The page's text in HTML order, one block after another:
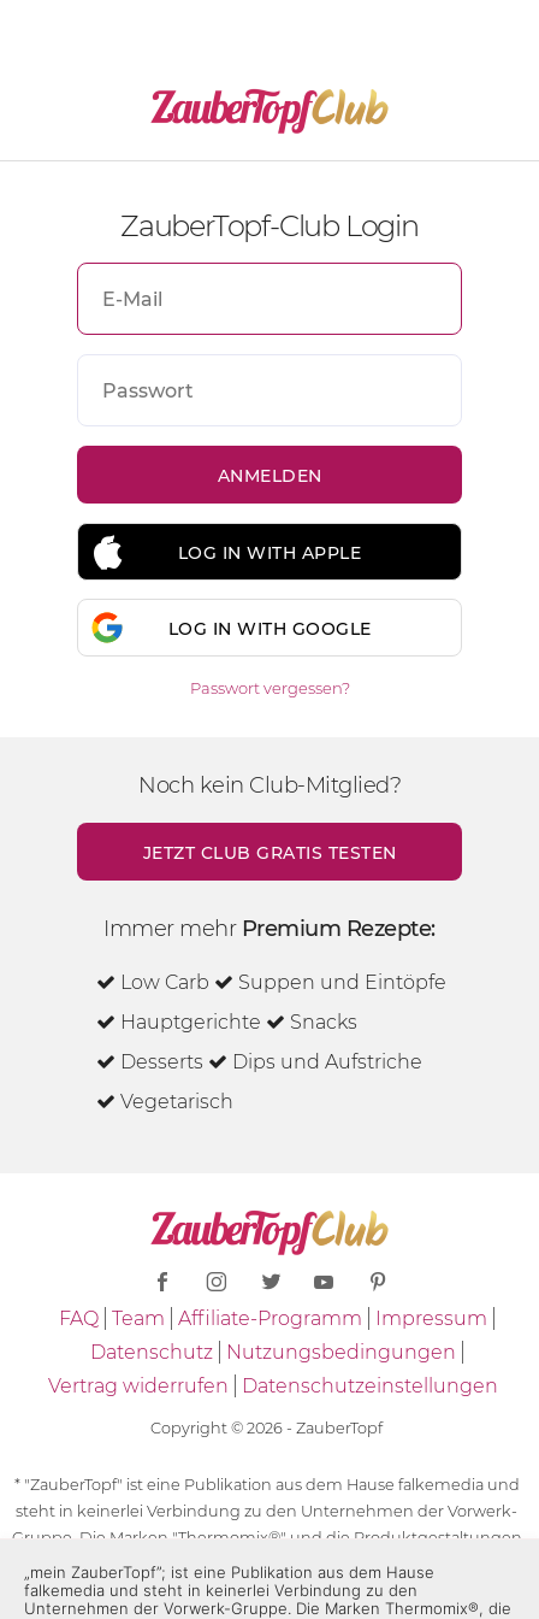
ZauberTopf-Club Login
LOG IN WITH APPLE
LOG IN WITH GOOGLE
Passwort vergessen?
Noch kein Club-Mitglied?
JETZT CLUB GRATIS TESTEN
Immer mehr Premium Rezepte:
Low Carb
Suppen und Eintöpfe
Hauptgerichte
Snacks
Desserts
Dips und Aufstriche
Vegetarisch
FAQ Team Affiliate-Programm
Impressum
Datenschutz
Nutzungsbedingungen
Vertrag widerrufen
Datenschutzeinstellungen
Copyright © 2026 - ZauberTopf
* "ZauberTopf" ist eine Publikation aus dem Hause falkemedia und
steht in keinerlei Verbindung zu den Unternehmen der Vorwerk-
Gruppe. Die Marken "Thermomix®" und die Produktgestaltungen
des "Thermomix®" sind eingetragene Marken der Unternehmen
der Vorwerk-Gruppe. Die Marken Thermomix®, die Zeichen TM5®,
„mein ZauberTopf”; ist eine Publikation aus dem Hause
falkemedia und steht in keinerlei Verbindung zu den
Unternehmen der Vorwerk-Gruppe. Die Marken Thermomix®, die